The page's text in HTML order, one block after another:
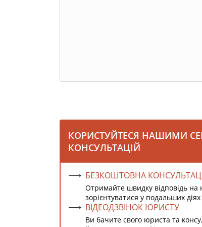
КОРИСТУЙТЕСЯ НАШИМИ
КОНСУЛЬТАЦІЙ
БЕЗКОШТОВНА
Отримайте швидку відповідь
зорієнтуватися у подальших діях
ВІДЕОДЗВІНОК ЮРИСТУ
Ви бачите свого юриста та